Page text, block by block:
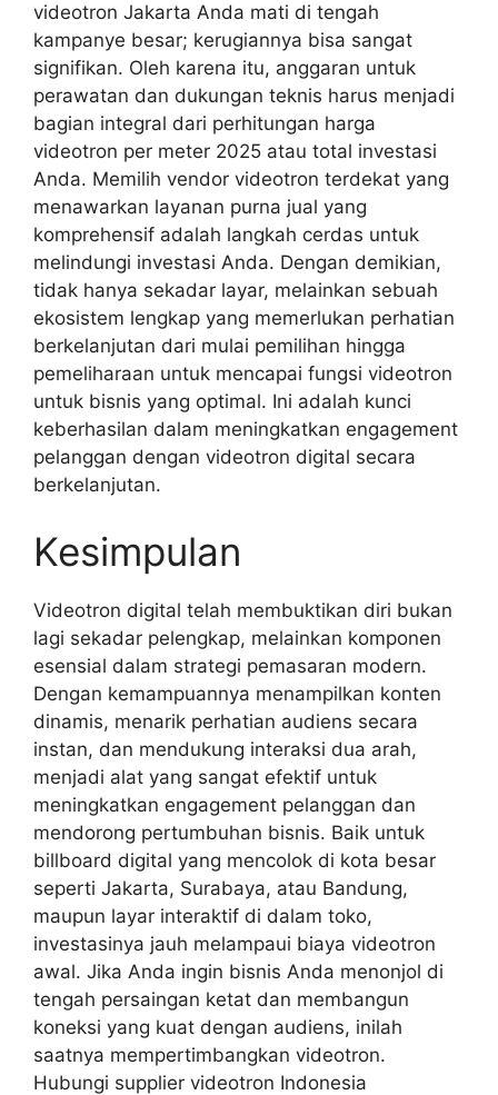
videotron Jakarta Anda mati di tengah
kampanye besar; kerugiannya bisa sangat
signifikan. Oleh karena itu, anggaran untuk
perawatan dan dukungan teknis harus menjadi
bagian integral dari perhitungan harga
videotron per meter 2025 atau total investasi
Anda. Memilih vendor videotron terdekat yang
menawarkan layanan purna jual yang
komprehensif adalah langkah cerdas untuk
melindungi investasi Anda. Dengan demikian,
tidak hanya sekadar layar, melainkan sebuah
ekosistem lengkap yang memerlukan perhatian
berkelanjutan dari mulai pemilihan hingga
pemeliharaan untuk mencapai fungsi videotron
untuk bisnis yang optimal. Ini adalah kunci
keberhasilan dalam meningkatkan engagement
pelanggan dengan videotron digital secara
berkelanjutan.
Kesimpulan
Videotron digital telah membuktikan diri bukan
lagi sekadar pelengkap, melainkan komponen
esensial dalam strategi pemasaran modern.
Dengan kemampuannya menampilkan konten
dinamis, menarik perhatian audiens secara
instan, dan mendukung interaksi dua arah,
menjadi alat yang sangat efektif untuk
meningkatkan engagement pelanggan dan
mendorong pertumbuhan bisnis. Baik untuk
billboard digital yang mencolok di kota besar
seperti Jakarta, Surabaya, atau Bandung,
maupun layar interaktif di dalam toko,
investasinya jauh melampaui biaya videotron
awal. Jika Anda ingin bisnis Anda menonjol di
tengah persaingan ketat dan membangun
koneksi yang kuat dengan audiens, inilah
saatnya mempertimbangkan videotron.
Hubungi supplier videotron Indonesia